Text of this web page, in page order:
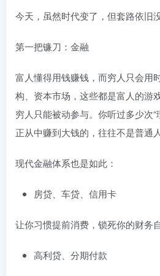
今天，虽然时代变了，但套路依旧没
第一把镰刀：金融
富人懂得用钱赚钱，而穷人只会用
构、资本市场，这些都是富人的游
穷人只能被动参与。你听过多少次
正从中赚到大钱的，往往不是普通
现代金融体系也是如此：
房贷、车贷、信用卡
让你习惯提前消费，锁死你的财务自
高利贷、分期付款